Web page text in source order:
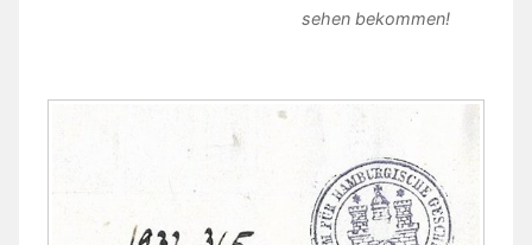
sehen bekommen!